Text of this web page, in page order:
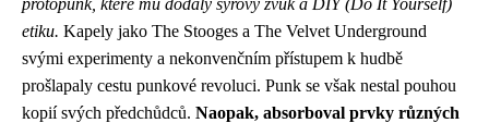
protopunk, které mu dodaly syrový zvuk a DIY (Do It Yourself)
etiku. Kapely jako The Stooges a The Velvet Underground
svými experimenty a nekonvenčním přístupem k hudbě
prošlapaly cestu punkové revoluci. Punk se však nestal pouhou
kopií svých předchůdců. Naopak, absorboval prvky různých